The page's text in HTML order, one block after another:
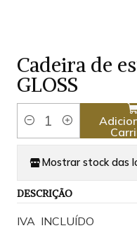
Cadeira de
GLOSS
Quantidade
Mostrar stock das
DESCRIÇÃO
IVA INCLUÍDO